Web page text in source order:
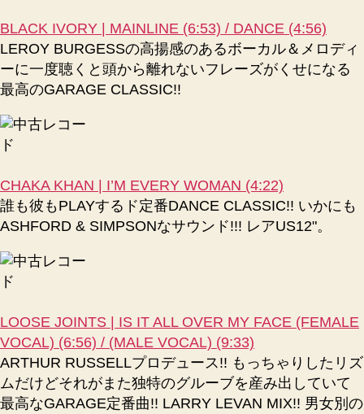
BLACK IVORY | MAINLINE (6:53) / DANCE (4:56)
LEROY BURGESSの高揚感のあるボーカル＆メロディ
ーに一度聴くと頭から離れないフレーズがくせになる
最高のGARAGE CLASSIC!!
CHAKA KHAN | I’M EVERY WOMAN (4:22)
誰も彼もPLAYするド定番DANCE CLASSIC!! いかにも
ASHFORD & SIMPSONなサウンド!!! レアUS12"。
LOOSE JOINTS | IS IT ALL OVER MY FACE (FEMALE
VOCAL) (6:56) / (MALE VOCAL) (9:33)
ARTHUR RUSSELLプロデュース!! もっちゃりしたリズ
ムだけどそれがまた独特のグルーブを産み出していて
最高なGARAGE定番曲!! LARRY LEVAN MIX!! 男女別の